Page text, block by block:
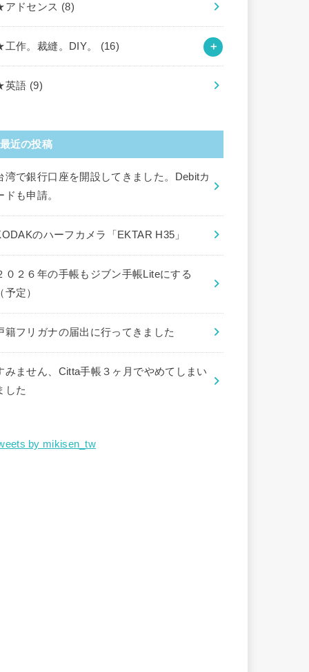
ドセンス (8)
作。裁縫。DIY。 (16)
語 (9)
最近の投稿
湾で銀行口座を開設してきました。Debitカ
ドも申請。
のハーフカメラ「EKTAR H35」
０２６年の手帳もジブン手帳Liteにする
予定）
籍フリガナの届出に行ってきました
みません、Citta手帳３ヶ月でやめてしまい
した
by mikisen_tw